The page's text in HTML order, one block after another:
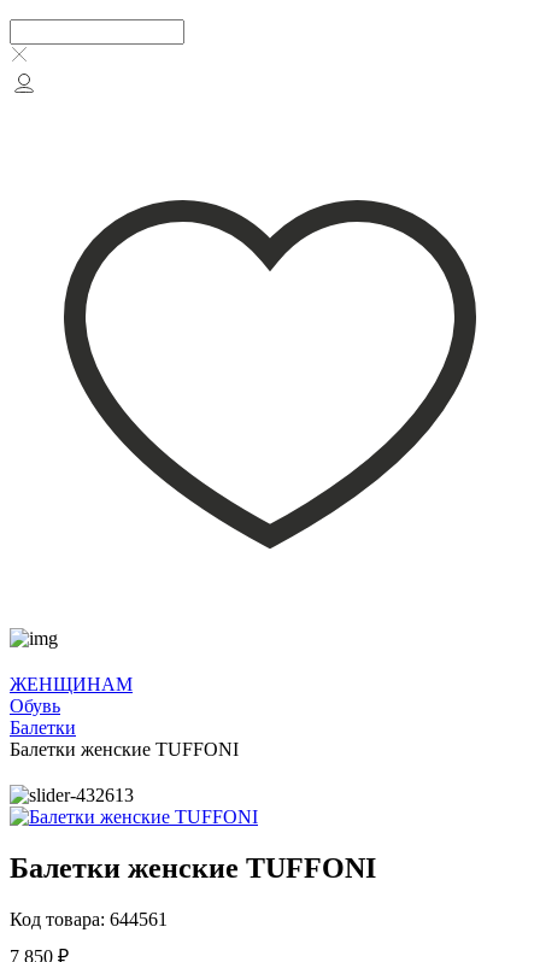
ЖЕНЩИНАМ
Обувь
Балетки
Балетки женские TUFFONI
Балетки женские TUFFONI
Код товара: 644561
7 850 ₽